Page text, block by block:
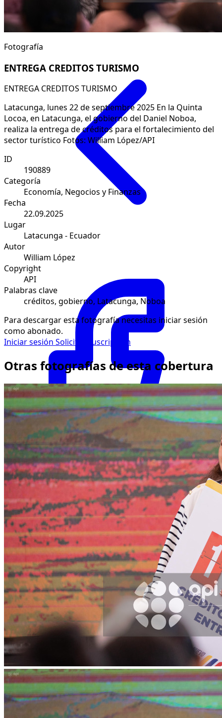
Facebook
WhatsApp
Fotografía
ENTREGA CREDITOS TURISMO
ENTREGA CREDITOS TURISMO
Latacunga, lunes 22 de septiembre 2025 En la Quinta
Locoa, en Latacunga, el gobierno del Daniel Noboa,
realiza la entrega de créditos para el fortalecimiento del
sector turístico Fotos: William López/API
ID
190889
Categoría
Economía, Negocios y Finanzas
Fecha
22.09.2025
Lugar
Latacunga - Ecuador
Autor
William López
Copyright
API
Palabras clave
créditos, gobierno, Latacunga, Noboa
Para descargar esta fotografía necesitas iniciar sesión
como abonado.
Iniciar sesión Solicitar suscripción
Otras fotografías de esta cobertura